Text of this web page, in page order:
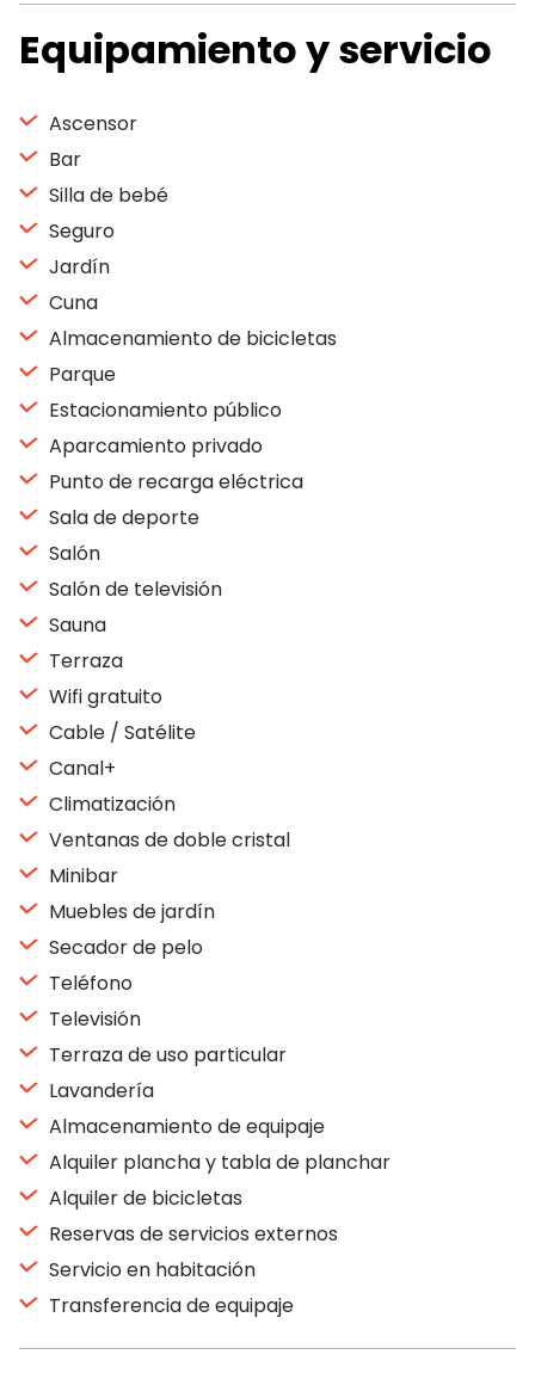
Equipamiento y servicio
Ascensor
Bar
Silla de bebé
Seguro
Jardín
Cuna
Almacenamiento de bicicletas
Parque
Estacionamiento público
Aparcamiento privado
Punto de recarga eléctrica
Sala de deporte
Salón
Salón de televisión
Sauna
Terraza
Wifi gratuito
Cable / Satélite
Canal+
Climatización
Ventanas de doble cristal
Minibar
Muebles de jardín
Secador de pelo
Teléfono
Televisión
Terraza de uso particular
Lavandería
Almacenamiento de equipaje
Alquiler plancha y tabla de planchar
Alquiler de bicicletas
Reservas de servicios externos
Servicio en habitación
Transferencia de equipaje